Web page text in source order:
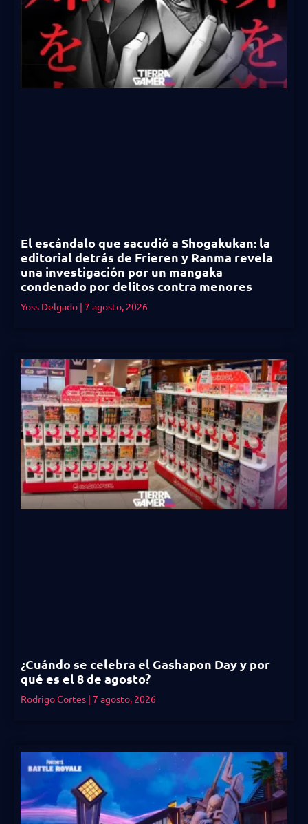
El escándalo que sacudió a Shogakukan: la
editorial detrás de Frieren y Ranma revela
una investigación por un mangaka
condenado por delitos contra menores
Yoss Delgado 7 agosto, 2026
¿Cuándo se celebra el Gashapon Day y por
qué es el 8 de agosto?
Rodrigo Cortes 7 agosto, 2026